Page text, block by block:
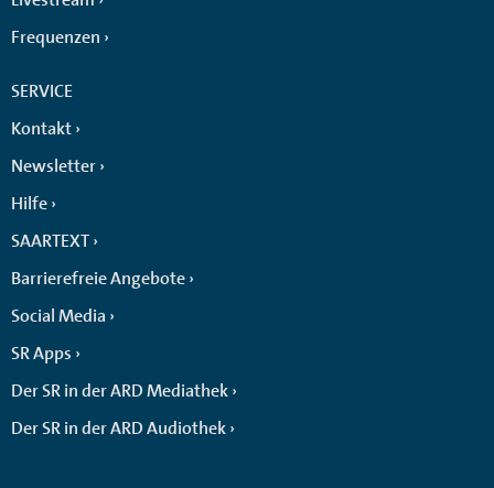
Frequenzen
SERVICE
Kontakt
Newsletter
Hilfe
SAARTEXT
Barrierefreie Angebote
Social Media
SR Apps
Der SR in der ARD Mediathek
Der SR in der ARD Audiothek